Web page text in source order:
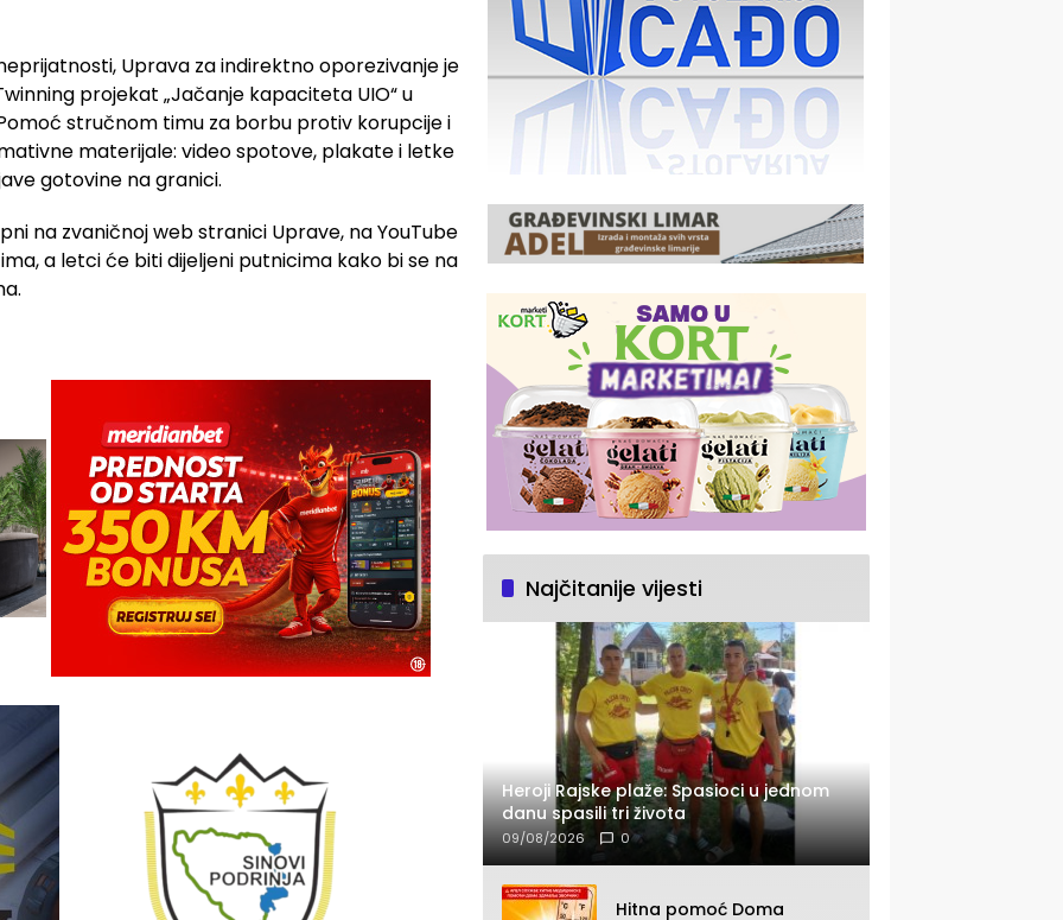
Uprava za indirektno oporezivanje je
projekat „Jačanje kapaciteta UIO“ u
stručnom timu za borbu protiv korupcije i
materijale: video spotove, plakate i letke
gotovine na granici.
na zvaničnoj web stranici Uprave, na YouTube
a letci će biti dijeljeni putnicima kako bi se na
Najčitanije vijesti
Heroji Rajske plaže: Spasioci u jednom
danu spasili tri života
09/08/2026 0
Hitna pomoć Doma